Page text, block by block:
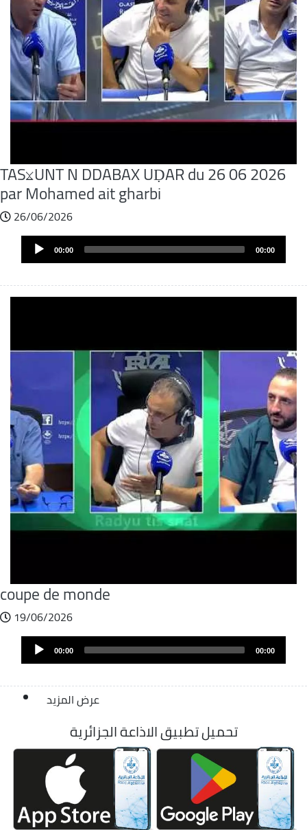
TASⴴUNT N DDABAX UḌAR du 26 06 2026
par Mohamed ait gharbi
26/06/2026
Audio
Player 00:00 00:00
coupe de monde
19/06/2026
Audio
Player 00:00 00:00
عرض المزيد
تحميل تطبيق الاذاعة الجزائرية